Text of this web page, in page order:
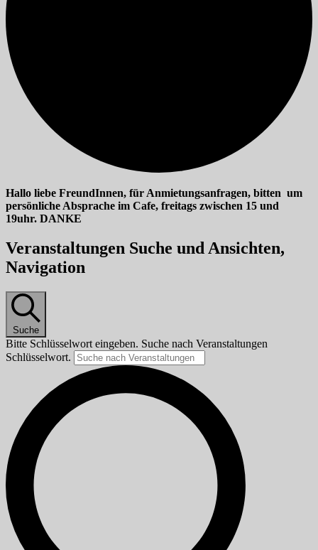
Hallo liebe FreundInnen, für Anmietungsanfragen, bitten um
persönliche Absprache im Cafe, freitags zwischen 15 und
19uhr. DANKE
Veranstaltungen
für
Veranstaltungen Suche und Ansichten,
Navigation
Suche
Bitte Schlüsselwort eingeben. Suche nach Veranstaltungen
Schlüsselwort.